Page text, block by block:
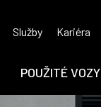
Služby Kariéra
POUŽITÉ VOZY